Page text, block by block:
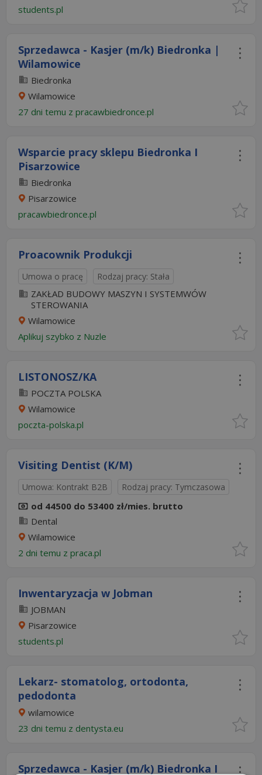
students.pl
Sprzedawca - Kasjer (m/k) Biedronka |
Wilamowice
Biedronka
Wilamowice
27 dni temu z pracawbiedronce.pl
Wsparcie pracy sklepu Biedronka I
Pisarzowice
Biedronka
Pisarzowice
pracawbiedronce.pl
Proacownik Produkcji
Umowa o pracę Rodzaj pracy: Stała
ZAKŁAD BUDOWY MASZYN I SYSTEMWÓW
STEROWANIA
Wilamowice
Aplikuj szybko z Nuzle
LISTONOSZ/KA
POCZTA POLSKA
Wilamowice
poczta-polska.pl
Visiting Dentist (K/M)
Umowa: Kontrakt B2B Rodzaj pracy: Tymczasowa
od 44500 do 53400 zł/mies. brutto
Dental
Wilamowice
2 dni temu z praca.pl
Inwentaryzacja w Jobman
JOBMAN
Pisarzowice
students.pl
Lekarz- stomatolog, ortodonta,
pedodonta
wilamowice
23 dni temu z dentysta.eu
Sprzedawca - Kasjer (m/k) Biedronka I